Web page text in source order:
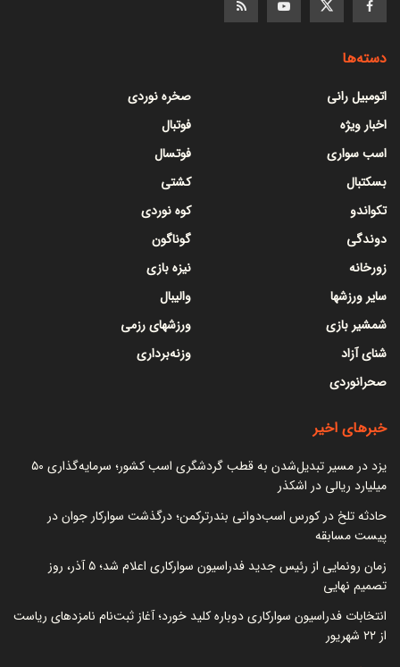
دسته‌ها
اتومبیل رانی
اخبار ویژه
اسب سواری
بسکتبال
تکواندو
دوندگی
زورخانه
سایر ورزشها
شمشیر بازی
شنای آزاد
صحرانوردی
صخره نوردی
فوتبال
فوتسال
کشتی
کوه نوردی
گوناگون
نیزه بازی
والیبال
ورزشهای رزمی
وزنه‌برداری
خبرهای اخیر
یزد در مسیر تبدیل‌شدن به قطب گردشگری اسب کشور؛ سرمایه‌گذاری ۵۰
میلیارد ریالی در اشکذر
حادثه تلخ در کورس اسب‌دوانی بندرترکمن؛ درگذشت سوارکار جوان در
پیست مسابقه
زمان رونمایی از رئیس جدید فدراسیون سوارکاری اعلام شد؛ ۵ آذر، روز
تصمیم نهایی
انتخابات فدراسیون سوارکاری دوباره کلید خورد؛ آغاز ثبت‌نام نامزدهای ریاست
از ۲۲ شهریور